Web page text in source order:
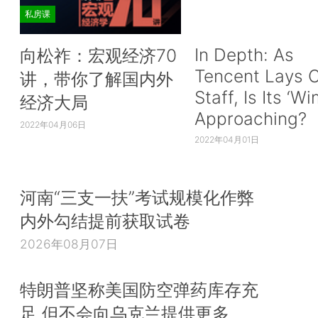
私房课
向松祚：宏观经济70
讲，带你了解国内外
经济大局
2022年04月06日
In Depth: As
Tencent Lays
Staff, Is Its
Approaching?
2022年04月01日
河南“三支一扶”考试规模化作弊
内外勾结提前获取试卷
2026年08月07日
特朗普坚称美国防空弹药库存充
足 但不会向乌克兰提供更多